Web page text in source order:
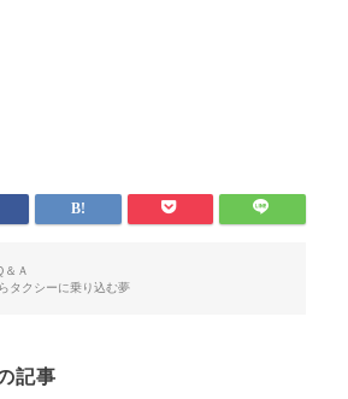
＆Ａ
タクシーに乗り込む夢
記事